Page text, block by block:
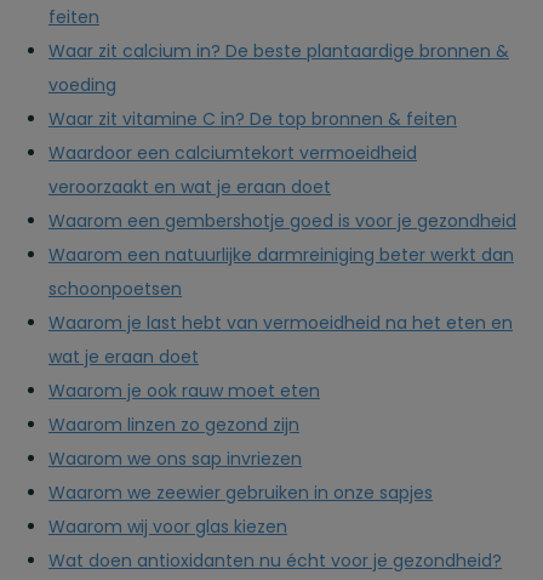
feiten
Waar zit calcium in? De beste plantaardige bronnen &
voeding
Waar zit vitamine C in? De top bronnen & feiten
Waardoor een calciumtekort vermoeidheid
veroorzaakt en wat je eraan doet
Waarom een gembershotje goed is voor je gezondheid
Waarom een natuurlijke darmreiniging beter werkt dan
schoonpoetsen
Waarom je last hebt van vermoeidheid na het eten en
wat je eraan doet
Waarom je ook rauw moet eten
Waarom linzen zo gezond zijn
Waarom we ons sap invriezen
Waarom we zeewier gebruiken in onze sapjes
Waarom wij voor glas kiezen
Wat doen antioxidanten nu écht voor je gezondheid?